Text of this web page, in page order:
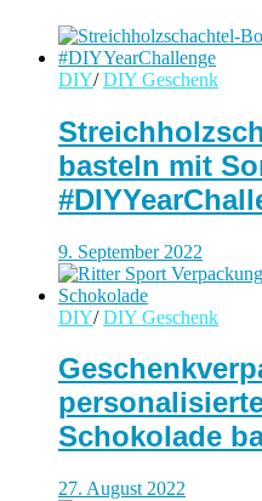
DIY/ DIY Geschenk
basteln mit
9. September 2022
DIY/ DIY Geschenk
Schokolade
27. August 2022